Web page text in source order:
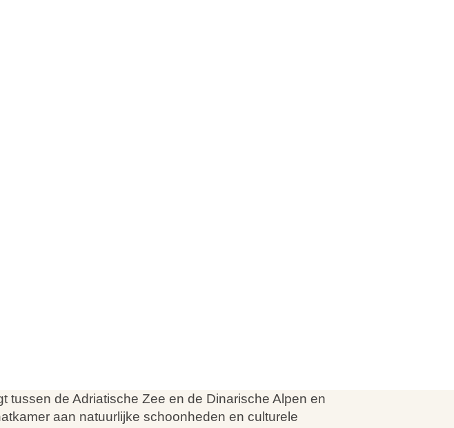
tussen de Adriatische Zee en de Dinarische Alpen en
aan natuurlijke schoonheden en culturele